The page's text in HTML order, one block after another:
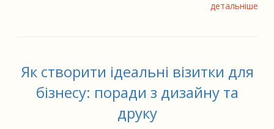
детальніше
Як створити ідеальні візитки для
бізнесу: поради з дизайну та
друку